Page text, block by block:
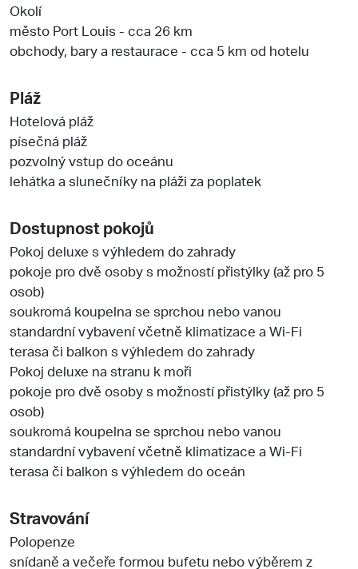
Okolí
město Port Louis - cca 26 km
obchody, bary a restaurace - cca 5 km od hotelu
Pláž
Hotelová pláž
písečná pláž
pozvolný vstup do oceánu
lehátka a slunečníky na pláži za poplatek
Dostupnost pokojů
Pokoj deluxe s výhledem do zahrady
pokoje pro dvě osoby s možností přistýlky (až pro 5
osob)
soukromá koupelna se sprchou nebo vanou
standardní vybavení včetně klimatizace a Wi-Fi
terasa či balkon s výhledem do zahrady
Pokoj deluxe na stranu k moři
pokoje pro dvě osoby s možností přistýlky (až pro 5
osob)
soukromá koupelna se sprchou nebo vanou
standardní vybavení včetně klimatizace a Wi-Fi
terasa či balkon s výhledem do oceán
Stravování
Polopenze
snídaně a večeře formou bufetu nebo výběrem z